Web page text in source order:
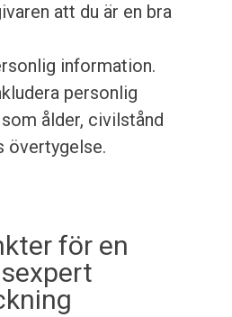
att du är en bra
information.
personlig
ålder, civilstånd
övertygelse.
för en